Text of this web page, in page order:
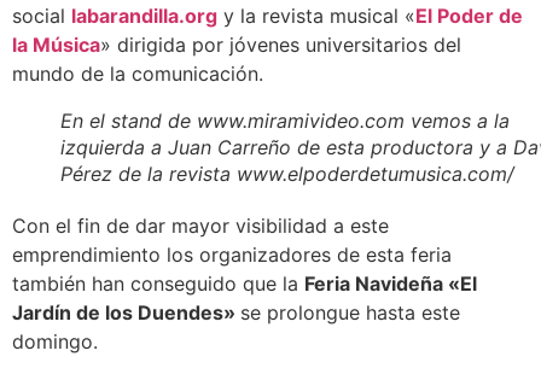
social labarandilla.org y la revista musical «El Poder de
la Música» dirigida por jóvenes universitarios del
mundo de la comunicación.
En el stand de www.miramivideo.com vemos a la
izquierda a Juan Carreño de esta productora y a
Pérez de la revista www.elpoderdetumusica.com/
Con el fin de dar mayor visibilidad a este
emprendimiento los organizadores de esta feria
también han conseguido que la Feria Navideña «El
Jardín de los Duendes» se prolongue hasta este
domingo.